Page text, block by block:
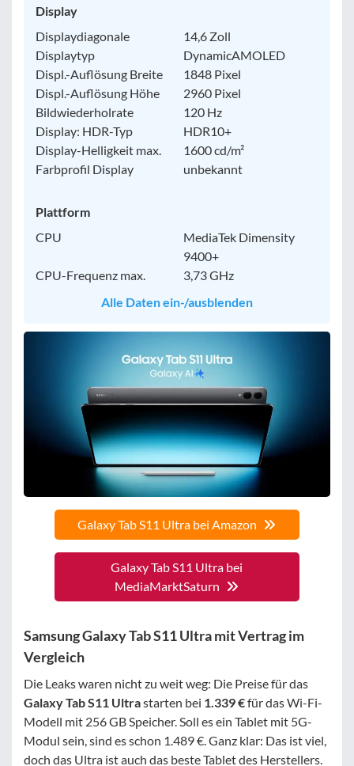
Display
Displaydiagonale
14,6 Zoll
Displaytyp
DynamicAMOLED
Displ.-Auflösung Breite
1848 Pixel
Displ.-Auflösung Höhe
2960 Pixel
Bildwiederholrate
120 Hz
Display: HDR-Typ
HDR10+
Display-Helligkeit max.
1600 cd/m²
Farbprofil Display
unbekannt
Plattform
CPU
MediaTek Dimensity
9400+
CPU-Frequenz max.
3,73 GHz
Alle Daten ein-/ausblenden
Galaxy Tab S11 Ultra bei Amazon
Galaxy Tab S11 Ultra bei
MediaMarktSaturn
Samsung Galaxy Tab S11 Ultra mit Vertrag im
Vergleich
Die Leaks waren nicht zu weit weg: Die Preise für das
Galaxy Tab S11 Ultrastarten bei 1.339 €für das Wi-Fi-
Modell mit 256 GB Speicher. Soll es ein Tablet mit 5G-
Modul sein, sind es schon 1.489 €. Ganz klar: Das ist viel,
doch das Ultra ist auch das beste Tablet des Herstellers.